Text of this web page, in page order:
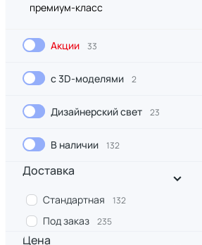
премиум-класс
Акции 33
с 3D-моделями 2
Дизайнерский свет 23
В наличии 132
Доставка
Стандартная 132
Под заказ 235
Цена